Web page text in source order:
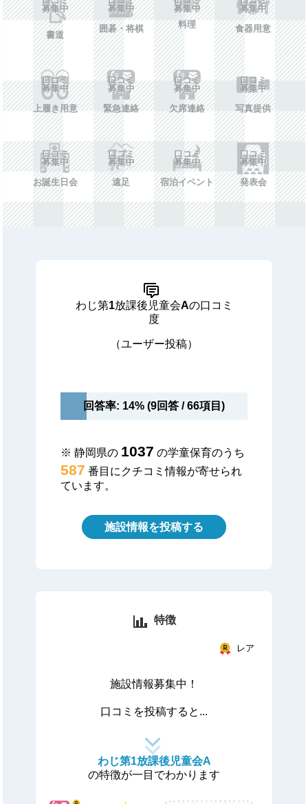
募集中
書道
募集中
囲碁・将棋
募集中
料理
募集中
食器用意
口コミ
募集中
上履き用意
口コミ
募集中
緊急連絡
口コミ
募集中
欠席連絡
口コミ
募集中
写真提供
口コミ
募集中
お誕生日会
口コミ
募集中
遠足
口コミ
募集中
宿泊イベント
口コミ
募集中
発表会
わじ第1放課後児童会Aの口コミ
度
（ユーザー投稿）
回答率: 14% (9回答 / 66項目)
※ 静岡県の 1037 の学童保育のうち
587 番目にクチコミ情報が寄せられ
ています。
施設情報を投稿する
特徴
レア
施設情報募集中！
口コミを投稿すると...
わじ第1放課後児童会A
の特徴が一目でわかります